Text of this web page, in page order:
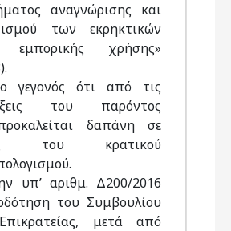
αναγνώρισης και
των εκρηκτικών
εμπορικής χρήσης»
γεγονός ότι από τις
του παρόντος
δαπάνη σε
του κρατικού
υπ’ αριθμ. Δ200/2016
του Συμβουλίου
μετά από